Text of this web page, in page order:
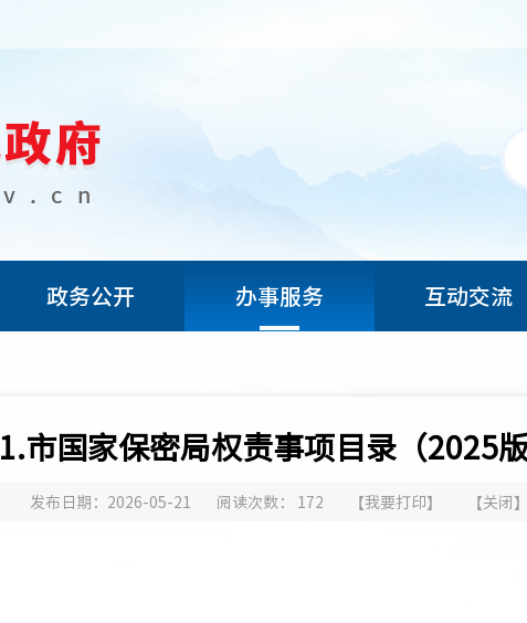
政务公开 办事服务 互动交流
1.市国家保密局权责事项目录（2025
发布日期：2026-05-21 阅读次数： 172 【我要打印】 【关闭